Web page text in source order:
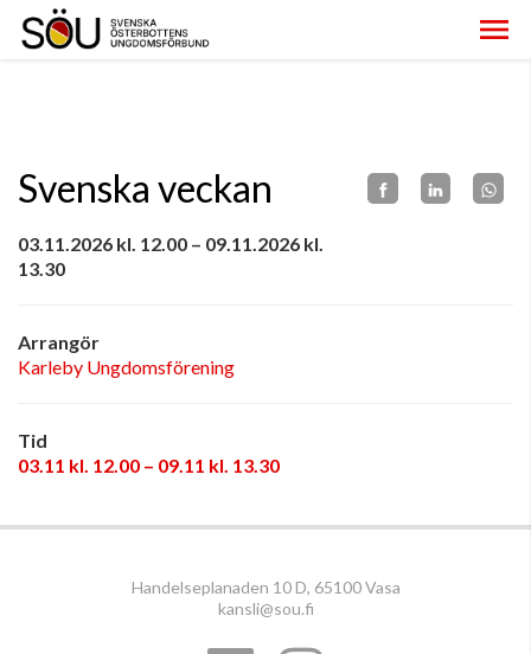
Svenska veckan
03.11.2026 kl. 12.00 – 09.11.2026 kl.
13.30
Arrangör
Karleby Ungdomsförening
Tid
03.11 kl. 12.00 – 09.11 kl. 13.30
Handelseplanaden 10 D, 65100 Vasa
kansli@sou.fi